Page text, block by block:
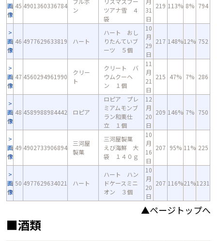
画
像
45 4901360336784
ン
ツアナ雪 ４
袋
31
日
219 113% 8% 794
画
像
46 4977629633819 ハート
ハート おし
りたんていブ
ーツ ５個
10
月
29
日
217 148%12% 752
画
像
47 4560294961990
クリー
ト
クリート バ
ウムクーヘ
ン １個
11
月
21
日
215 47% 7% 286
画
像
48 4589988984442 ロピア
ロピア プレ
ミアムモンブ
ラン和栗仕
立 １個
12
月
20
日
209 146% 7% 750
画
像
49 4902733906894
三河屋
製菓
三河屋製菓
えび海鮮 大
袋 １４０ｇ
10
月
16
日
207 95% 11% 225
画
像
50 4977629634021 ハート
ハート ハン
ドケースミニ
オン ３個
10
月
20
日
207 116%21%1231
▲ページトップへ
■酒類